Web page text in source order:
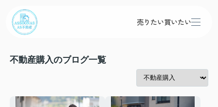
売りたい買いたい
不動産購入のブログ一覧